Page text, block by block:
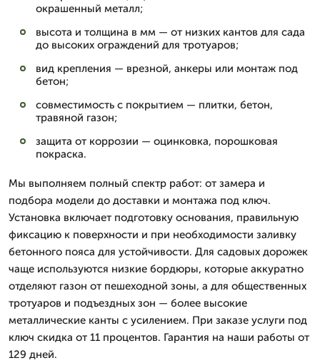
окрашенный металл;
высота и толщина в мм — от низких кантов для сада
до высоких ограждений для тротуаров;
вид крепления — врезной, анкеры или монтаж под
бетон;
совместимость с покрытием — плитки, бетон,
травяной газон;
защита от коррозии — оцинковка, порошковая
покраска.
Мы выполняем полный спектр работ: от замера и
подбора модели до доставки и монтажа под ключ.
Установка включает подготовку основания, правильную
фиксацию к поверхности и при необходимости заливку
бетонного пояса для устойчивости. Для садовых дорожек
чаще используются низкие бордюры, которые аккуратно
отделяют газон от пешеходной зоны, а для общественных
тротуаров и подъездных зон — более высокие
металлические канты с усилением. При заказе услуги под
ключ скидка от 11 процентов. Гарантия на наши работы от
129 дней.